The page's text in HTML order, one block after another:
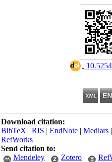
Download citation:
BibTeX|RIS| EndNote|
RefWorks
Send citation to:
Mendeley
Zotero